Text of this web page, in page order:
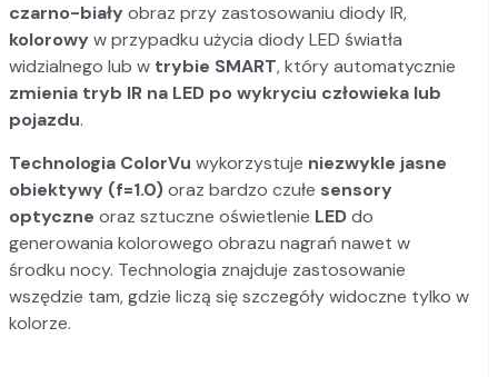
czarno-biały obraz przy zastosowaniu diody IR,
kolorowy w przypadku użycia diody LED światła
widzialnego lub w trybie SMART, który automatycznie
zmienia tryb IR na LED po wykryciu człowieka lub
pojazdu.
Technologia ColorVu wykorzystuje niezwykle jasne
obiektywy (f=1.0)oraz bardzo czułe sensory
optyczne oraz sztuczne oświetlenie LEDdo
generowania kolorowego obrazu nagrań nawet w
środku nocy. Technologia znajduje zastosowanie
wszędzie tam, gdzie liczą się szczegóły widoczne tylko w
kolorze.